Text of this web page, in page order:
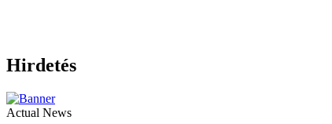
Hirdetés
Actual News